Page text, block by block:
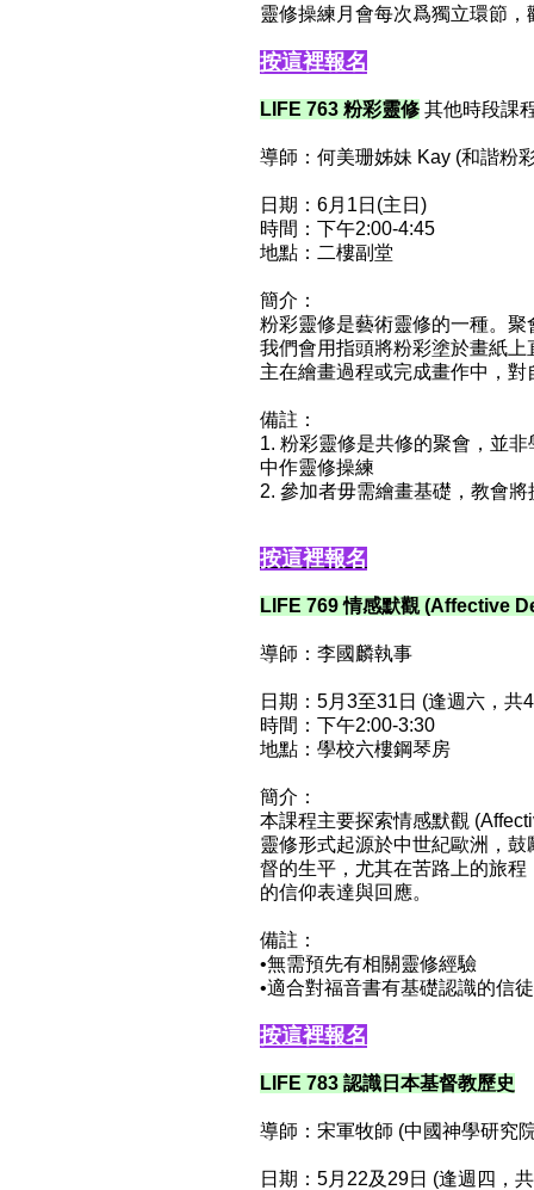
靈修操練月會每次爲獨立環節
按這裡報名
LIFE 763 粉彩靈修 其他時段
導師： 何美珊姊妹 Kay (和諧粉
日期：6月1日(主日)
時間：下午2:00-4:45
地點：二樓副堂
簡介：
粉彩靈修是藝術靈修的一種。
我們會用指頭將粉彩塗於畫紙
主在繪畫過程或完成畫作中，
備註：
1. 粉彩靈修是共修的聚會，並
中作靈修操練
2. 參加者毋需繪畫基礎，教會
按這裡報名
LIFE 769 情感默觀 (Affective
導師： 李國麟執事
日期：5月3至31日 (逢週六，共
時間：下午2:00-3:30
地點：學校六樓鋼琴房
簡介：
本課程主要探索情感默觀
靈修形式起源於中世紀歐洲，
督的生平，尤其在苦路上的旅
的信仰表達與回應。
備註：
•無需預先有相關靈修經驗
•適合對福音書有基礎認識的信徒
按這裡報名
LIFE 783 認識日本基督教歷史
導師：宋軍牧師 (中國神學研究
日期：5⽉22及29⽇ (逢週四，